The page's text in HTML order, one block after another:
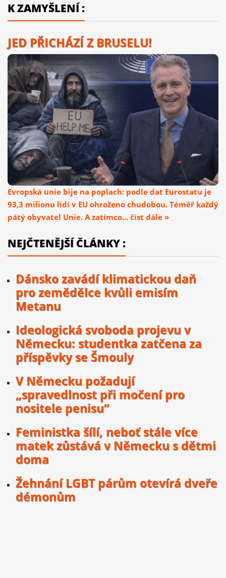
K ZAMYŠLENÍ :
JED PŘICHÁZÍ Z BRUSELU!
Evropská unie bije na poplach: podle dat Eurostatu je
93,3 milionu lidí v EU ohroženo chudobou. Téměř každý
pátý obyvatel Unie. A zatímco... číst dále »
NEJČTENĚJŠÍ ČLÁNKY :
Dánsko zavádí klimatickou daň
pro zemědělce kvůli emisím
Metanu
Ideologická svoboda projevu v
Německu: studentka zatčena za
příspěvky se Šmouly
V Německu požadují
„spravedlnost při močení pro
nositele penisu“
Feministka šílí, neboť stále více
matek zůstává v Německu s dětmi
doma
Žehnání LGBT párům otevírá dveře
démonům